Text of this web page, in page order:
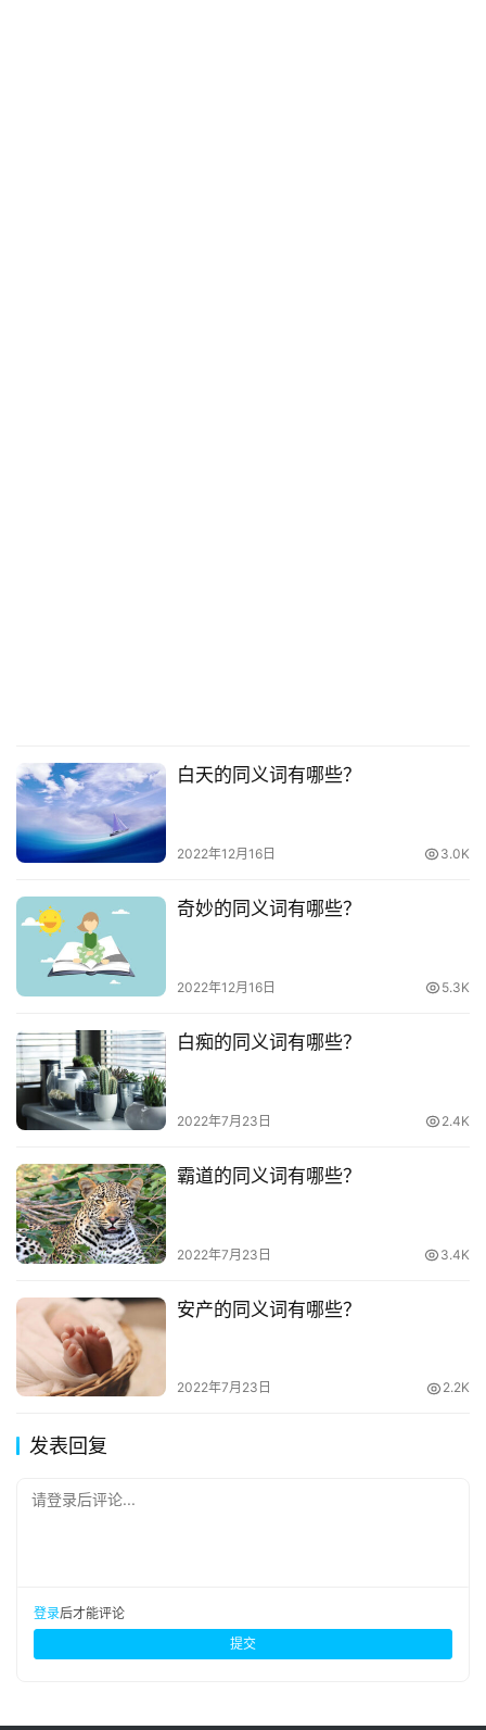
白天的同义词有哪些？
2022年12月16日 3.0K
奇妙的同义词有哪些？
2022年12月16日 5.3K
白痴的同义词有哪些？
2022年7月23日 2.4K
霸道的同义词有哪些？
2022年7月23日 3.4K
安产的同义词有哪些？
2022年7月23日 2.2K
发表回复
请登录后评论...
登录后才能评论
提交